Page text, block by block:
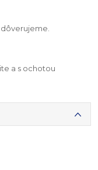
a s ochotou